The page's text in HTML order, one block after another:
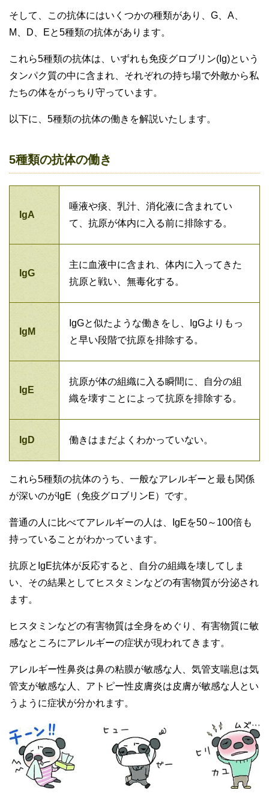
そして、この抗体にはいくつかの種類があり、G、A、
M、D、Eと5種類の抗体があります。
これら5種類の抗体は、いずれも免疫グロブリン(Ig)という
タンパク質の中に含まれ、それぞれの持ち場で外敵から私
たちの体をがっちり守っています。
以下に、5種類の抗体の働きを解説いたします。
5種類の抗体の働き
IgA
唾液や痰、乳汁、消化液に含まれてい
て、抗原が体内に入る前に排除する。
IgG
主に血液中に含まれ、体内に入ってきた
抗原と戦い、無毒化する。
IgM
IgGと似たような働きをし、IgGよりもっ
と早い段階で抗原を排除する。
IgE
抗原が体の組織に入る瞬間に、自分の組
織を壊すことによって抗原を排除する。
IgD 働きはまだよくわかっていない。
これら5種類の抗体のうち、一般なアレルギーと最も関係
が深いのがIgE（免疫グロブリンE）です。
普通の人に比べてアレルギーの人は、IgEを50～100倍も
持っていることがわかっています。
抗原とIgE抗体が反応すると、自分の組織を壊してしま
い、その結果としてヒスタミンなどの有害物質が分泌され
ます。
ヒスタミンなどの有害物質は全身をめぐり、有害物質に敏
感なところにアレルギーの症状が現われてきます。
アレルギー性鼻炎は鼻の粘膜が敏感な人、気管支喘息は気
管支が敏感な人、アトピー性皮膚炎は皮膚が敏感な人とい
うように症状が分かれます。